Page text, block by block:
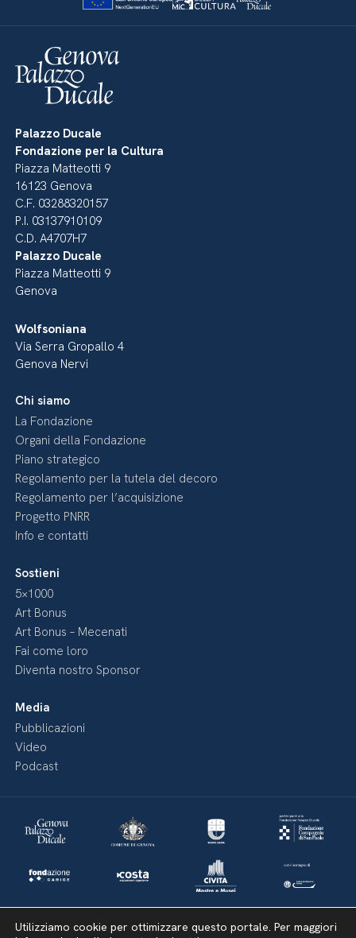
Palazzo Ducale
Fondazione per la Cultura
Piazza Matteotti 9
16123 Genova
C.F. 03288320157
P.I. 03137910109
C.D. A4707H7
Palazzo Ducale
Piazza Matteotti 9
Genova
Wolfsoniana
Via Serra Gropallo 4
Genova Nervi
Chi siamo
La Fondazione
Organi della Fondazione
Piano strategico
Regolamento per la tutela del decoro
Regolamento per l’acquisizione
Progetto PNRR
Info e contatti
Sostieni
5×1000
Art Bonus
Art Bonus – Mecenati
Fai come loro
Diventa nostro Sponsor
Media
Pubblicazioni
Video
Podcast
Utilizziamo cookie per ottimizzare questo portale. Per maggiori